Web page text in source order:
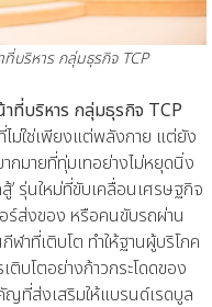
บริหาร กลุ่มธุรกิจ TCP
าที่บริหาร กลุ่มธุรกิจ TCP
ม่ใช่เพียงแต่พลังกาย แต่ยัง
กมายที่ทุ่มเทอย่างไม่หยุดนิ่ง
รุ่นใหม่ที่ขับเคลื่อนเศรษฐกิจ
ร์ส่งของ หรือคนขับรถผ่าน
าที่เติบโต ทำให้ฐานผู้บริโภค
บโตอย่างก้าวกระโดดของ
ที่ส่งเสริมให้แบรนด์เรดบูล